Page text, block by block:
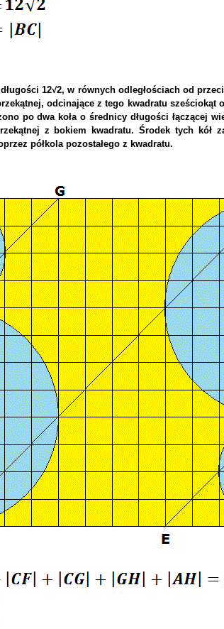
12√2, w równych odległościach od
odcinające z tego kwadratu sześciokąt
po dwa koła o średnicy długości łączącej
z bokiem kwadratu. Środek tych kół
półkola pozostałego z kwadratu.